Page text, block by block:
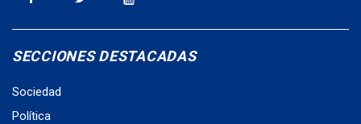
SECCIONES DESTACADAS
Sociedad
Política